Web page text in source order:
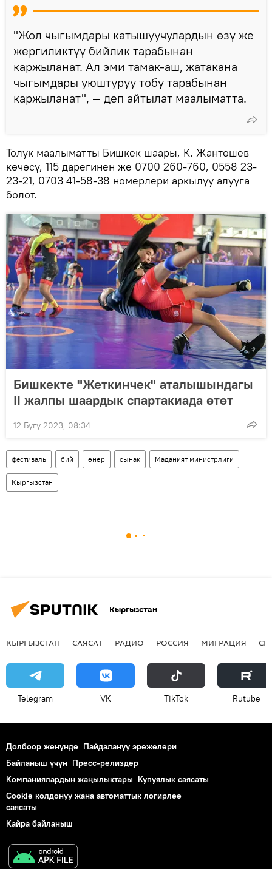
"Жол чыгымдары катышуучулардын өзү же
жергиликтүү бийлик тарабынан
каржыланат. Ал эми тамак-аш, жатакана
чыгымдары уюштуруу тобу тарабынан
каржыланат", — деп айтылат маалыматта.
Толук маалыматты Бишкек шаары, К. Жантөшев
көчөсү, 115 дарегинен же 0700 260-760, 0558 23-
23-21, 0703 41-58-38 номерлери аркылуу алууга
болот.
Бишкекте "Жеткинчек" аталышындагы
II жалпы шаардык спартакиада өтөт
12 Бугу 2023, 08:34
фестиваль бий өнөр сынак Маданият министрлиги
Кыргызстан
Кыргызстан
КЫРГЫЗСТАН САЯСАТ РАДИО РОССИЯ МИГРАЦИЯ
Telegram VK ТikТоk Rutube
Долбоор жөнүндө Пайдалануу эрежелери
Байланыш үчүн Пресс-релиздер
Компаниялардын жаңылыктары Купуялык саясаты
Cookie колдонуу жана автоматтык логирлөө
саясаты
Кайра байланыш